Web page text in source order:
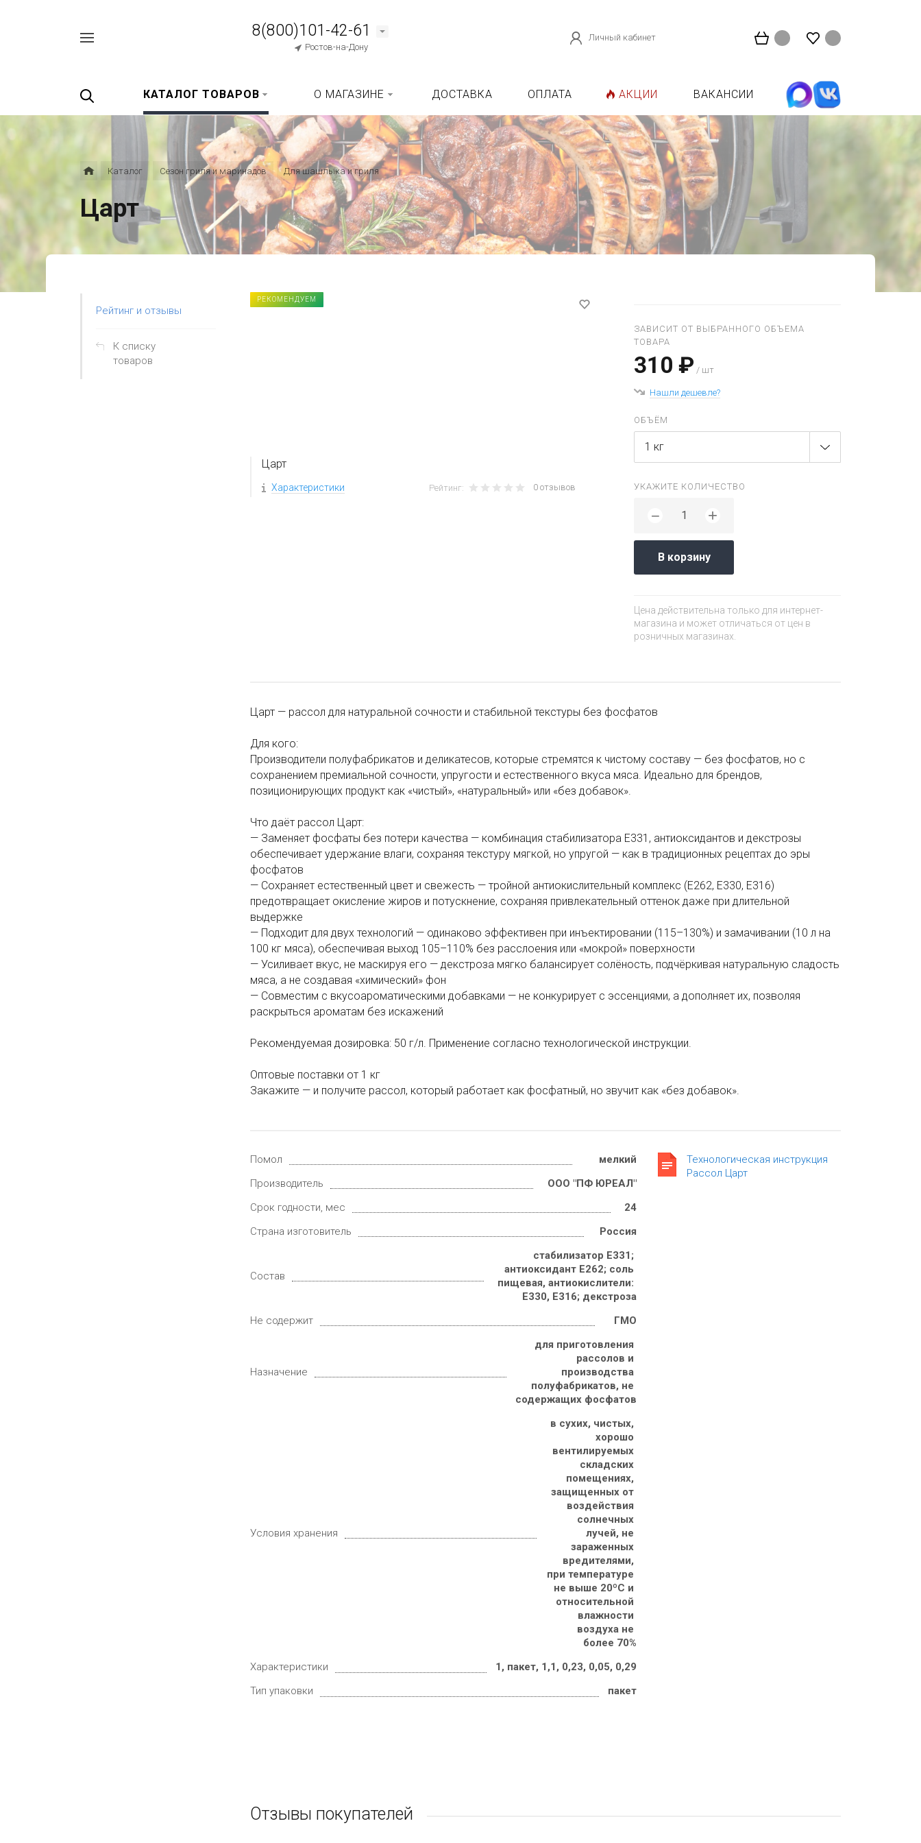
8(800)101-42-61
Ростов-на-Дону
Личный кабинет
КАТАЛОГ ТОВАРОВ О МАГАЗИНЕ ДОСТАВКА ОПЛАТА АКЦИИ ВАКАНСИИ
Каталог Сезон гриля и маринадов Для шашлыка и гриля
Царт
Рейтинг и отзывы
К списку
товаров
РЕКОМЕНДУЕМ
Царт
Характеристики Рейтинг: 0 отзывов
ЗАВИСИТ ОТ ВЫБРАННОГО ОБЪЕМА
ТОВАРА
310 ₽ / шт
Нашли дешевле?
ОБЪЁМ
1 кг
УКАЖИТЕ КОЛИЧЕСТВО
− +
В корзину
Цена действительна только для интернет-
магазина и может отличаться от цен в
розничных магазинах.
Царт — рассол для натуральной сочности и стабильной текстуры без фосфатов
Для кого:
Производители полуфабрикатов и деликатесов, которые стремятся к чистому составу — без фосфатов, но с
сохранением премиальной сочности, упругости и естественного вкуса мяса. Идеально для брендов,
позиционирующих продукт как «чистый», «натуральный» или «без добавок».
Что даёт рассол Царт:
— Заменяет фосфаты без потери качества — комбинация стабилизатора Е331, антиоксидантов и декстрозы
обеспечивает удержание влаги, сохраняя текстуру мягкой, но упругой — как в традиционных рецептах до эры
фосфатов
— Сохраняет естественный цвет и свежесть — тройной антиокислительный комплекс (Е262, Е330, Е316)
предотвращает окисление жиров и потускнение, сохраняя привлекательный оттенок даже при длительной
выдержке
— Подходит для двух технологий — одинаково эффективен при инъектировании (115–130%) и замачивании (10 л на
100 кг мяса), обеспечивая выход 105–110% без расслоения или «мокрой» поверхности
— Усиливает вкус, не маскируя его — декстроза мягко балансирует солёность, подчёркивая натуральную сладость
мяса, а не создавая «химический» фон
— Совместим с вкусоароматическими добавками — не конкурирует с эссенциями, а дополняет их, позволяя
раскрыться ароматам без искажений
Рекомендуемая дозировка: 50 г/л. Применение согласно технологической инструкции.
Оптовые поставки от 1 кг
Закажите — и получите рассол, который работает как фосфатный, но звучит как «без добавок».
Помол
мелкий
Производитель
ООО "ПФ ЮРЕАЛ"
Срок годности, мес
24
Страна изготовитель
Россия
Состав
стабилизатор Е331;
антиоксидант Е262; соль
пищевая, антиокислители:
Е330, Е316; декстроза
Не содержит
ГМО
Назначение
для приготовления
рассолов и
производства
полуфабрикатов, не
содержащих фосфатов
Условия хранения
в сухих, чистых,
хорошо
вентилируемых
складских
помещениях,
защищенных от
воздействия
солнечных
лучей, не
зараженных
вредителями,
при температуре
не выше 20ºС и
относительной
влажности
воздуха не
более 70%
Характеристики
1, пакет, 1,1, 0,23, 0,05, 0,29
Тип упаковки
пакет
Технологическая инструкция
Рассол Царт
Отзывы покупателей